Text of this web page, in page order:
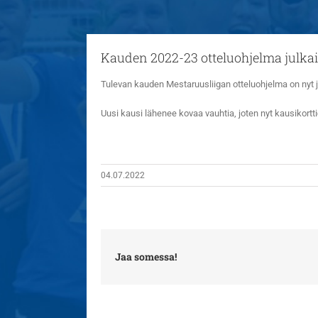
Kauden 2022-23 otteluohjelma
Tulevan kauden Mestaruusliigan otteluohjelma on
Uusi kausi lähenee kovaa vauhtia, joten nyt
04.07.2022
Jaa somessa!